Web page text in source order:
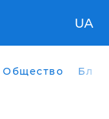
UA
Общество